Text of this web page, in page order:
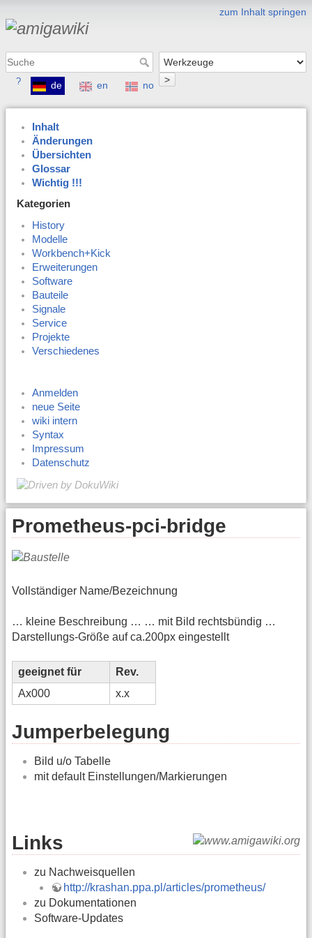
zum Inhalt springen
>
? de en no
Inhalt
Änderungen
Übersichten
Glossar
Wichtig !!!
Kategorien
History
Modelle
Workbench+Kick
Erweiterungen
Software
Bauteile
Signale
Service
Projekte
Verschiedenes
Anmelden
neue Seite
wiki intern
Syntax
Impressum
Datenschutz
Prometheus-pci-bridge
Vollständiger Name/Bezeichnung
… kleine Beschreibung … … mit Bild rechtsbündig …
Darstellungs-Größe auf ca.200px eingestellt
geeignet für
Rev.
Ax000
x.x
Jumperbelegung
Bild u/o Tabelle
mit default Einstellungen/Markierungen
Links
zu Nachweisquellen
http://krashan.ppa.pl/articles/prometheus/
zu Dokumentationen
Software-Updates